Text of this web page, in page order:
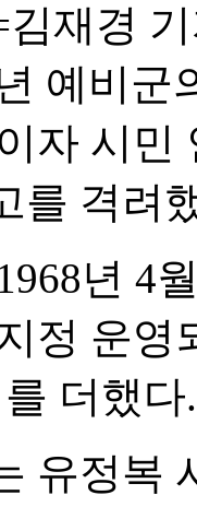
재경
예비군
자 시민
를 격려
년 4
정 운영
더했다.
유정복